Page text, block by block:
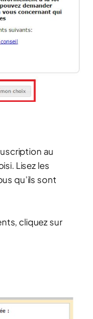
au
Lisez les
qu’ils sont
cliquez sur